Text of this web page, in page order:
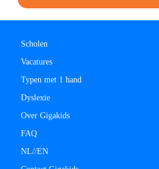
Scholen
Vacatures
Typen met 1 hand
Dyslexie
Over Gigakids
FAQ
NL//EN